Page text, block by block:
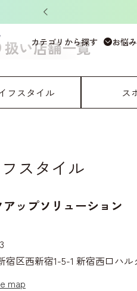
カテゴリから探す お悩
お取り扱い店舗一覧
扱い店舗一覧
フスタイル ス
スタイル
アップソリューション
宿区西新宿1-5-1 新宿西口ハ
map